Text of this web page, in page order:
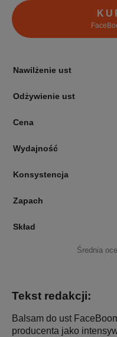
Nawilżenie ust
Odżywienie ust
Cena
Wydajność
Konsystencja
Zapach
Skład
Średnia
Tekst redakcji:
Balsam do ust
producenta jako